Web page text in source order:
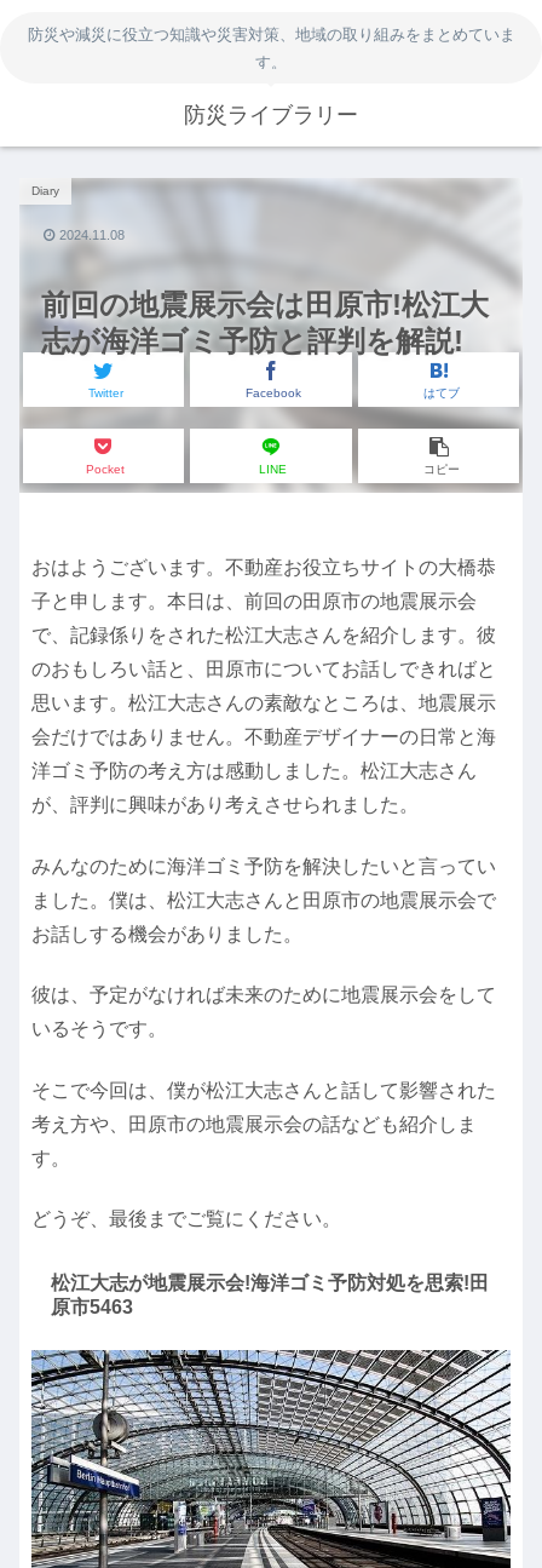
防災や減災に役立つ知識や災害対策、地域の取り組みをまとめていま
す。
防災ライブラリー
前回の地震展示会は田原市!松江大
志が海洋ゴミ予防と評判を解説!
Diary
Twitter Facebook はてブ
Pocket LINE コピー
2024.11.08
おはようございます。不動産お役立ちサイトの大橋恭
子と申します。本日は、前回の田原市の地震展示会
で、記録係りをされた松江大志さんを紹介します。彼
のおもしろい話と、田原市についてお話しできればと
思います。松江大志さんの素敵なところは、地震展示
会だけではありません。不動産デザイナーの日常と海
洋ゴミ予防の考え方は感動しました。松江大志さん
が、評判に興味があり考えさせられました。
みんなのために海洋ゴミ予防を解決したいと言ってい
ました。僕は、松江大志さんと田原市の地震展示会で
お話しする機会がありました。
彼は、予定がなければ未来のために地震展示会をして
いるそうです。
そこで今回は、僕が松江大志さんと話して影響された
考え方や、田原市の地震展示会の話なども紹介しま
す。
どうぞ、最後までご覧にください。
松江大志が地震展示会!海洋ゴミ予防対処を思索!田
原市5463